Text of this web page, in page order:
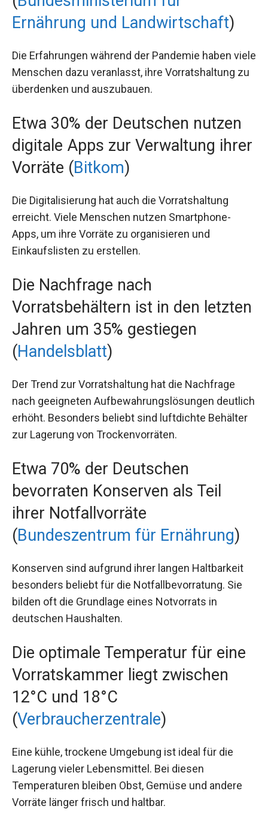
Ernährung und Landwirtschaft)
Die Erfahrungen während der Pandemie haben viele
Menschen dazu veranlasst, ihre Vorratshaltung zu
überdenken und auszubauen.
Etwa 30% der Deutschen nutzen
digitale Apps zur Verwaltung ihrer
Vorräte (Bitkom)
Die Digitalisierung hat auch die Vorratshaltung
erreicht. Viele Menschen nutzen Smartphone-
Apps, um ihre Vorräte zu organisieren und
Einkaufslisten zu erstellen.
Die Nachfrage nach
Vorratsbehältern ist in den letzten
Jahren um 35% gestiegen
(Handelsblatt)
Der Trend zur Vorratshaltung hat die Nachfrage
nach geeigneten Aufbewahrungslösungen deutlich
erhöht. Besonders beliebt sind luftdichte Behälter
zur Lagerung von Trockenvorräten.
Etwa 70% der Deutschen
bevorraten Konserven als Teil
ihrer Notfallvorräte
(Bundeszentrum für Ernährung)
Konserven sind aufgrund ihrer langen Haltbarkeit
besonders beliebt für die Notfallbevorratung. Sie
bilden oft die Grundlage eines Notvorrats in
deutschen Haushalten.
Die optimale Temperatur für eine
Vorratskammer liegt zwischen
12°C und 18°C
(Verbraucherzentrale)
Eine kühle, trockene Umgebung ist ideal für die
Lagerung vieler Lebensmittel. Bei diesen
Temperaturen bleiben Obst, Gemüse und andere
Vorräte länger frisch und haltbar.